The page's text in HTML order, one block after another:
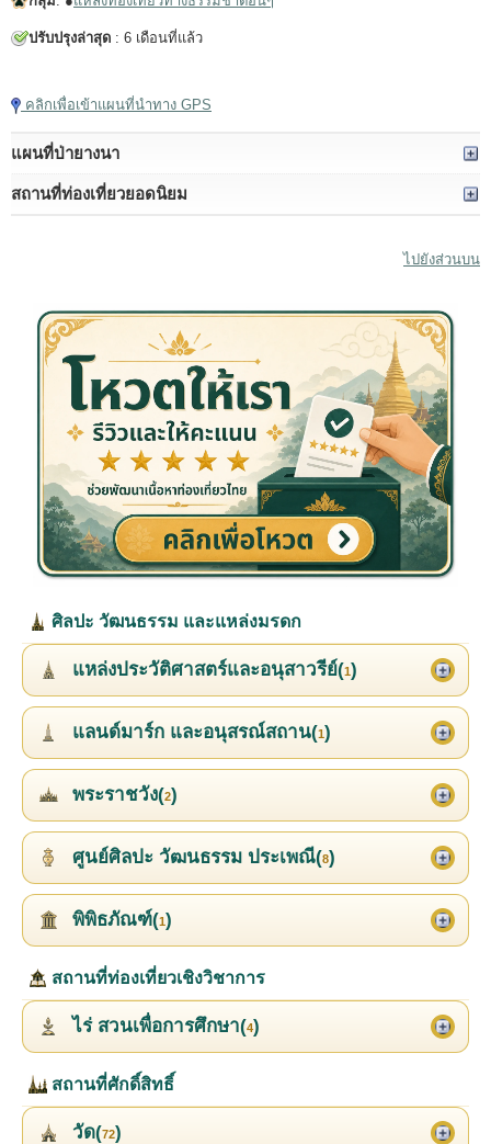
ปรับปรุงล่าสุด : 6 เดือนที่แล้ว
คลิกเพื่อเข้าแผนที่นำทาง GPS
แผนที่ป่ายางนา
สถานที่ท่องเที่ยวยอดนิยม
ไปยังส่วนบน
ศิลปะ วัฒนธรรม และแหล่งมรดก
แหล่งประวัติศาสตร์และอนุสาวรีย์(1)
แลนด์มาร์ก และอนุสรณ์สถาน(1)
พระราชวัง(2)
ศูนย์ศิลปะ วัฒนธรรม ประเพณี(8)
พิพิธภัณฑ์(1)
สถานที่ท่องเที่ยวเชิงวิชาการ
ไร่ สวนเพื่อการศึกษา(4)
สถานที่ศักดิ์สิทธิ์
วัด(72)